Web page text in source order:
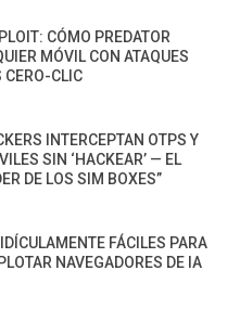
CÓMO PREDATOR
MÓVIL CON ATAQUES
CERO-CLIC
INTERCEPTAN OTPS Y
SIN ‘HACKEAR’ — EL
DE LOS SIM BOXES”
FÁCILES PARA
NAVEGADORES DE IA